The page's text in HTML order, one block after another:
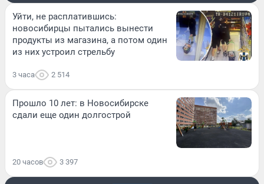
Уйти, не расплатившись:
новосибирцы пытались вынести
продукты из магазина, а потом один
из них устроил стрельбу
3 часа 2 514
Прошло 10 лет: в Новосибирске
сдали еще один долгострой
20 часов 3 397